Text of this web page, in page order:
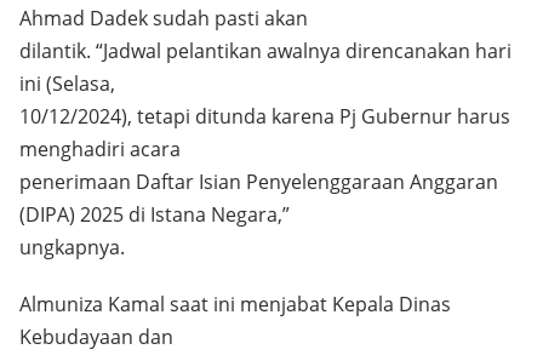
Ahmad Dadek sudah pasti akan
dilantik. “Jadwal pelantikan awalnya direncanakan hari
ini (Selasa,
10/12/2024), tetapi ditunda karena Pj Gubernur harus
menghadiri acara
penerimaan Daftar Isian Penyelenggaraan Anggaran
(DIPA) 2025 di Istana Negara,”
ungkapnya.
Almuniza Kamal saat ini menjabat Kepala Dinas
Kebudayaan dan